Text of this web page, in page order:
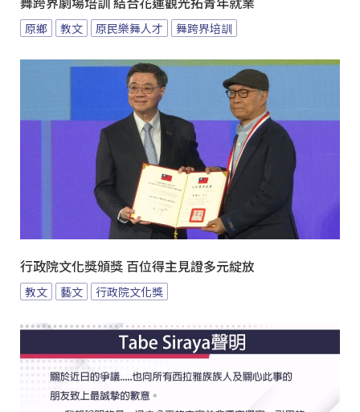
舞跨界劇場培訓 結合花蓮觀光拓青年就業
原鄉 教文 原民樂舞人才 舞跨界培訓
行政院文化獎頒獎 百位得主見證多元綻放
教文 藝文 行政院文化獎